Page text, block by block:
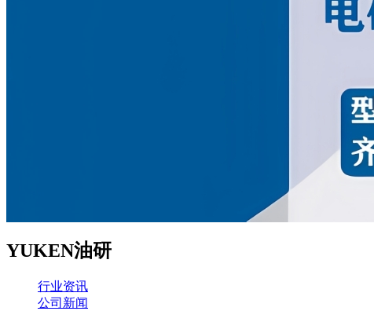
YUKEN油研
行业资讯
公司新闻